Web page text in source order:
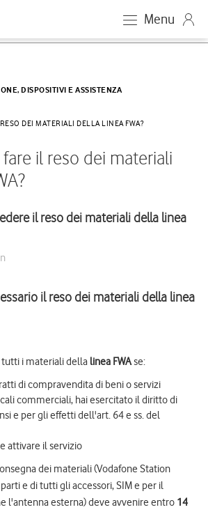
Menu
DISPOSITIVI E ASSISTENZA
DEI MATERIALI DELLA LINEA FWA?
il reso dei materiali
il reso dei materiali della linea
il reso dei materiali della linea
i materiali della linea FWAse:
di compravendita di beni o servizi
commerciali, hai esercitato il diritto di
e per gli effetti dell'art. 64 e ss. del
attivare il servizio
dei materiali (Vodafone Station
e di tutti gli accessori, SIM e per il
l'antenna esterna) deve avvenire entro 14